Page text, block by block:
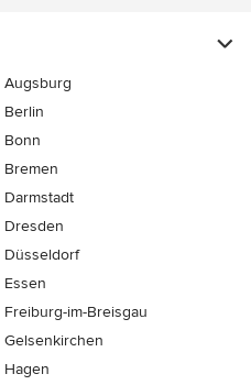
Augsburg
Berlin
Bonn
Bremen
Darmstadt
Dresden
Düsseldorf
Essen
Freiburg-im-Breisgau
Gelsenkirchen
Hagen